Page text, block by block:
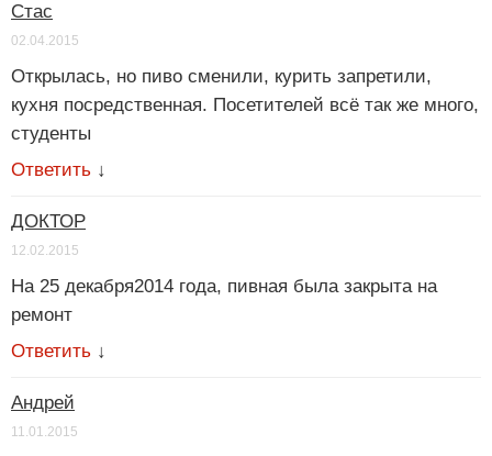
Стас
02.04.2015
Открылась, но пиво сменили, курить запретили,
кухня посредственная. Посетителей всё так же много,
студенты
Ответить ↓
ДОКТОР
12.02.2015
На 25 декабря2014 года, пивная была закрыта на
ремонт
Ответить ↓
Андрей
11.01.2015